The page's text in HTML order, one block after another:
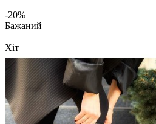
-20%
Бажаний
Хіт